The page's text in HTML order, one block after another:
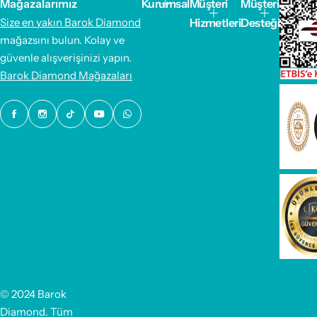
i
y
a
t
ı
f
i
y
a
t
Mağazalarımız
Size en yakın Barok Diamond
mağazsını bulun. Kolay ve
güvenle alışverişinizi yapın.
Barok Diamond Mağazaları
KurumsalMüşteri
Hizmetleri
Müşteri
Desteği
© 2024 Barok
Diamond. Tüm